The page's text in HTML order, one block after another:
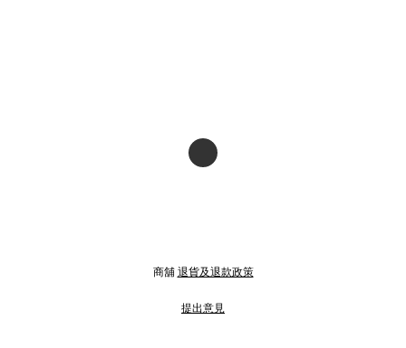
商舖 退貨及退款政策
提出意見